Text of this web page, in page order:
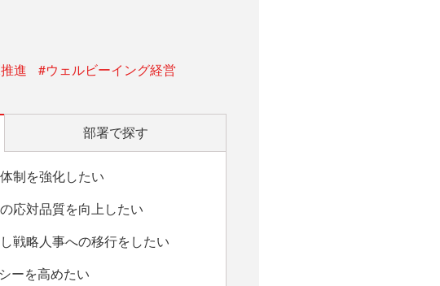
進 #ウェルビーイング経営
部署で探す
制を強化したい
応対品質を向上したい
戦略人事への移行をしたい
ーを高めたい